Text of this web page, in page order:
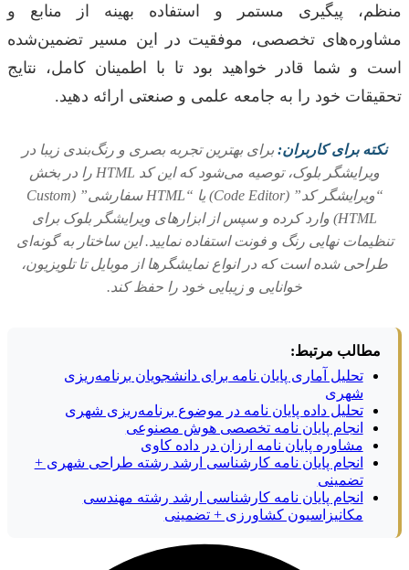
منظم، پیگیری مستمر و استفاده بهینه از منابع و
مشاوره‌های تخصصی، موفقیت در این مسیر تضمین‌شده
است و شما قادر خواهید بود تا با اطمینان کامل، نتایج
تحقیقات خود را به جامعه علمی و صنعتی ارائه دهید.
نکته برای کاربران: برای بهترین تجربه بصری و رنگ‌بندی زیبا در
ویرایشگر بلوک، توصیه می‌شود که این کد HTML را در بخش
“ویرایشگر کد” (Code Editor) یا “HTML سفارشی” (Custom
HTML) وارد کرده و سپس از ابزارهای ویرایشگر بلوک برای
تنظیمات نهایی رنگ و فونت استفاده نمایید. این ساختار به گونه‌ای
طراحی شده است که در انواع نمایشگرها از موبایل تا تلویزیون،
خوانایی و زیبایی خود را حفظ کند.
مطالب مرتبط:
تحلیل آماری پایان نامه برای دانشجویان برنامه‌ریزی
شهری
تحلیل داده پایان نامه در موضوع برنامه‌ریزی شهری
انجام پایان نامه تخصصی هوش مصنوعی
مشاوره پایان نامه ارزان در داده کاوی
انجام پایان نامه کارشناسی ارشد رشته طراحی شهری +
تضمینی
انجام پایان نامه کارشناسی ارشد رشته مهندسی
مکانیزاسیون کشاورزی + تضمینی